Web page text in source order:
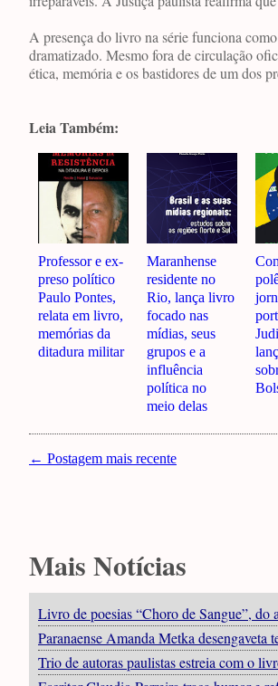
A presença do livro na série funciona
dramatizado. Mesmo fora de circulação
ética, memória e os bastidores de um dos
Leia Também:
Professor e ex-
preso político
Paulo Pontes,
relata em livro,
memórias da
ditadura militar
Maranhense
residente no
Rio, lança livro
focado nas
mídias, seus
grupos e a
influência
política no
meio delas
← Postagem mais recente
Mais Notícias
Livro de poesias “Choro de Sangue”, do
Paranaense Amanda Metka
Trio de autoras paulistas estreia com o